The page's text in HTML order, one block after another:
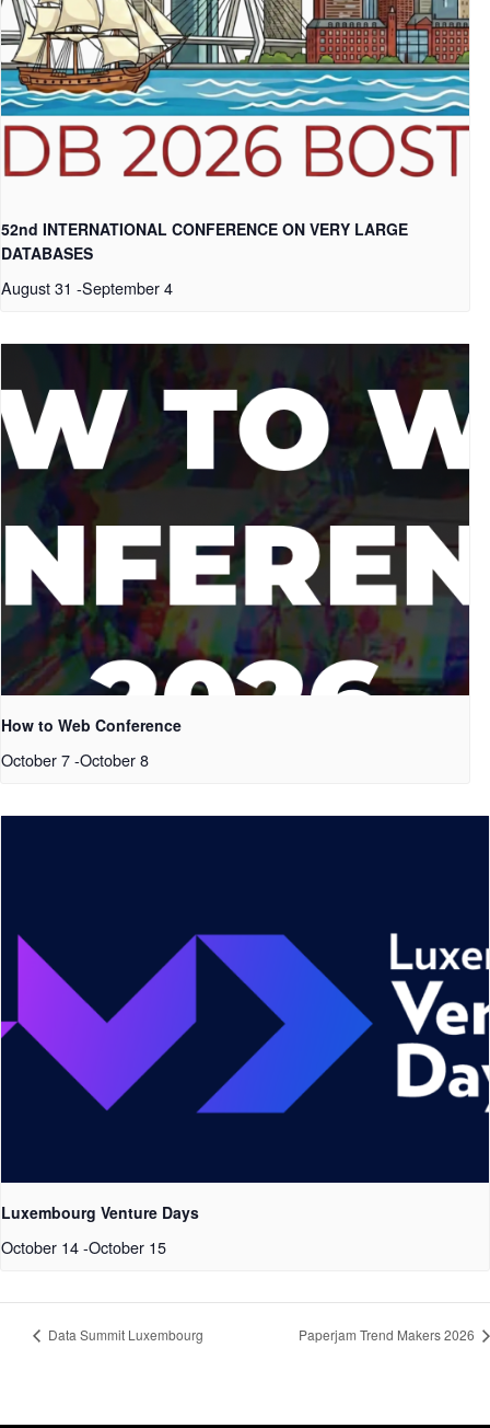
52nd INTERNATIONAL CONFERENCE ON VERY LARGE
DATABASES
August 31 -September 4
How to Web Conference
October 7-October 8
Luxembourg Venture Days
October 14-October 15
Data Summit Luxembourg Paperjam Trend Makers 2026